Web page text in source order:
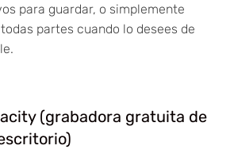
para guardar, o simplemente
partes cuando lo desees de
(grabadora gratuita de